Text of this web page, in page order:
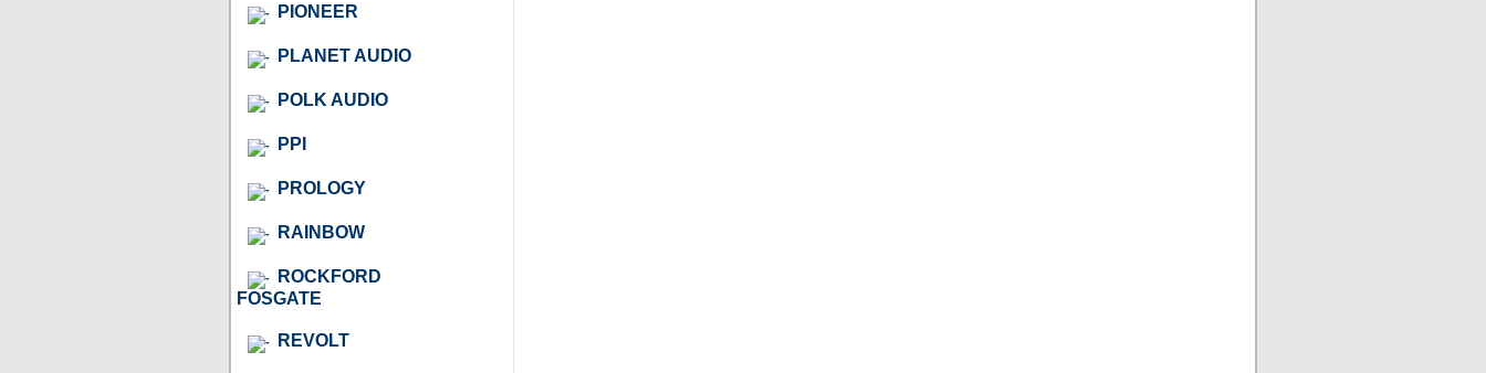
PIONEER
PLANET AUDIO
POLK AUDIO
PPI
PROLOGY
RAINBOW
ROCKFORD
FOSGATE
REVOLT